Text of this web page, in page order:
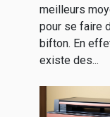
meilleurs
pour se faire
bifton. En
existe des...